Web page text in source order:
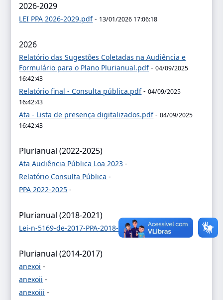
2026-2029
LEI PPA 2026-2029.pdf- 13/01/2026 17:06:18
2026
Relatório das Sugestões Coletadas na Audiência e
Formulário para o Plano Plurianual.pdf-04/09/2025
16:42:43
Relatório final - Consulta pública.pdf-04/09/2025
16:42:43
Ata - Lista de presença digitalizados.pdf-04/09/2025
16:42:43
Plurianual (2022-2025)
Ata Audiência Pública Loa 2023 -
Relatório Consulta Pública -
PPA 2022-2025 -
Plurianual (2018-2021)
Lei-n-5169-de-2017-PPA-2018-2021-e-Anexos-
Plurianual (2014-2017)
anexoi -
anexoii -
anexoiii -